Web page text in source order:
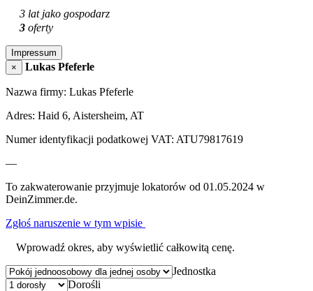
3 lat jako gospodarz
3 oferty
Impressum
×
Lukas Pfeferle
Nazwa firmy: Lukas Pfeferle
Adres: Haid 6, Aistersheim, AT
Numer identyfikacji podatkowej VAT: ATU79817619
—
To zakwaterowanie przyjmuje lokatorów od 01.05.2024 w
DeinZimmer.de.
Zgłoś naruszenie w tym wpisie
Wprowadź okres, aby wyświetlić całkowitą cenę.
Jednostka
Dorośli